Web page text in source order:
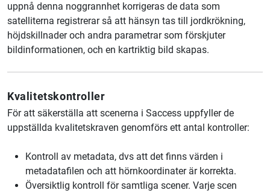
uppnå denna noggrannhet korrigeras de data som
satelliterna registrerar så att hänsyn tas till jordkrökning,
höjdskillnader och andra parametrar som förskjuter
bildinformationen, och en kartriktig bild skapas.
Kvalitetskontroller
För att säkerställa att scenerna i Saccess uppfyller de
uppställda kvalitetskraven genomförs ett antal kontroller:
Kontroll av metadata, dvs att det finns värden i
metadatafilen och att hörnkoordinater är korrekta.
Översiktlig kontroll för samtliga scener. Varje scen